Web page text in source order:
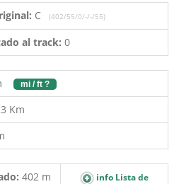
C (402/55/0/-/-/55)
al track: 0
mi / ft ?
Km
402 m
info Lista de